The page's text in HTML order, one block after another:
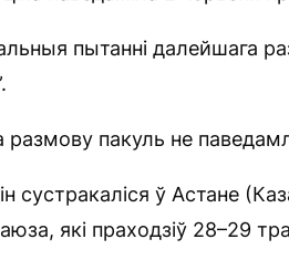
пытанні далейшага
пакуль не
сустракаліся ў Астане
які праходзіў 28–29